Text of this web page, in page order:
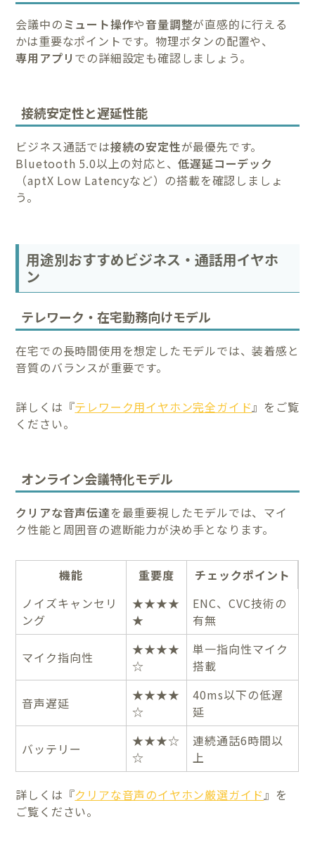
会議中のミュート操作や音量調整が直感的に行える
かは重要なポイントです。物理ボタンの配置や、
専用アプリ での詳細設定も確認しましょう。
接続安定性と遅延性能
ビジネス通話では接続の安定性が最優先です。
Bluetooth 5.0以上の対応と、低遅延コーデック
（aptX Low Latencyなど）の搭載を確認しましょ
う。
用途別おすすめビジネス・通話用イヤホ
ン
テレワーク・在宅勤務向けモデル
在宅での長時間使用を想定したモデルでは、装着感と
音質のバランスが重要です。
詳しくは『テレワーク用イヤホン完全ガイド』をご覧
ください。
オンライン会議特化モデル
クリアな音声伝達を最重要視したモデルでは、マイ
ク性能と周囲音の遮断能力が決め手となります。
機能 重要度
チェックポイント
ノイズキャンセリ
ング
★★★★
★
ENC、CVC技術の
有無
マイク指向性
★★★★
☆
単一指向性マイク
搭載
音声遅延
★★★★
☆
40ms以下の低遅
延
バッテリー
★★★☆
☆
連続通話6時間以
上
詳しくは『クリアな音声のイヤホン厳選ガイド』を
ご覧ください。